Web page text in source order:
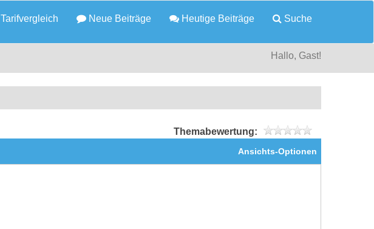
Tarifvergleich Neue Beiträge Heutige Beiträge Suche
Hallo, Gast!
Themabewertung:
Ansichts-Optionen